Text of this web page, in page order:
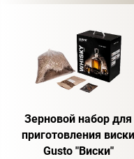
Зерновой набор для
приготовления виски
Gusto "Виски"